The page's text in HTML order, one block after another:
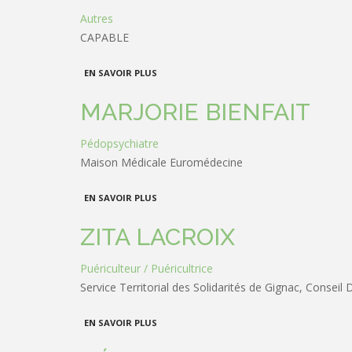
Autres
CAPABLE
EN SAVOIR PLUS
MARJORIE BIENFAIT
Pédopsychiatre
Maison Médicale Euromédecine
EN SAVOIR PLUS
ZITA LACROIX
Puériculteur / Puéricultrice
Service Territorial des Solidarités de Gignac, Conseil
EN SAVOIR PLUS